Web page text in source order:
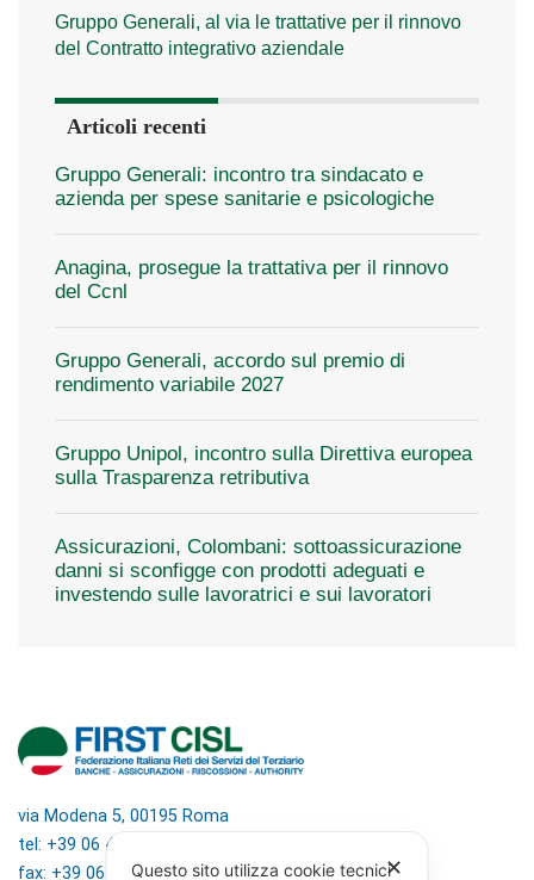
Gruppo Generali, al via le trattative per il rinnovo
del Contratto integrativo aziendale
Articoli recenti
Gruppo Generali: incontro tra sindacato e
azienda per spese sanitarie e psicologiche
Anagina, prosegue la trattativa per il rinnovo
del Ccnl
Gruppo Generali, accordo sul premio di
rendimento variabile 2027
Gruppo Unipol, incontro sulla Direttiva europea
sulla Trasparenza retributiva
Assicurazioni, Colombani: sottoassicurazione
danni si sconfigge con prodotti adeguati e
investendo sulle lavoratrici e sui lavoratori
via Modena 5, 00195 Roma
tel: +39 06 4746351
fax: +39 06 4746136
✕
Questo sito utilizza cookie tecnici